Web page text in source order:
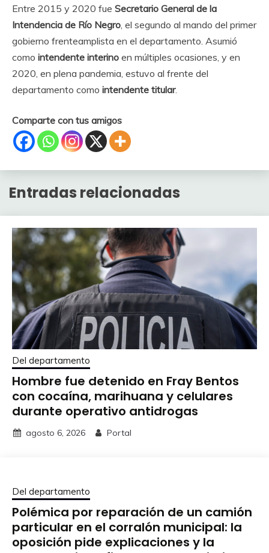
Entre 2015 y 2020 fue Secretario General de la
Intendencia de Río Negro , el segundo al mando del primer
gobierno frenteamplista en el departamento. Asumió
como intendente interino en múltiples ocasiones, y en
2020, en plena pandemia, estuvo al frente del
departamento como intendente titular.
Comparte con tus amigos
Entradas relacionadas
Del departamento
Hombre fue detenido en Fray Bentos
con cocaína, marihuana y celulares
durante operativo antidrogas
agosto 6, 2026 Portal
Del departamento
Polémica por reparación de un camión
particular en el corralón municipal: la
oposición pide explicaciones y la